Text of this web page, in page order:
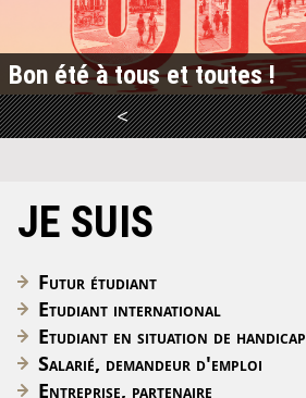
Bon été à tous et toutes !
LIRE LA SUITE<
JE SUIS
Futur étudiant
Etudiant international
Etudiant en situation de handicap
Salarié, demandeur d'emploi
Entreprise, partenaire